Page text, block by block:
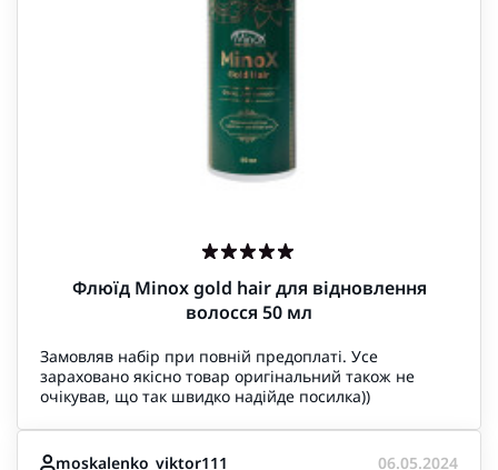
Флюїд Minox gold hair для відновлення
волосся 50 мл
Замовляв набір при повній предоплаті. Усе
зараховано якісно товар оригінальний також не
очікував, що так швидко надійде посилка))
moskalenko_viktor111 06.05.2024